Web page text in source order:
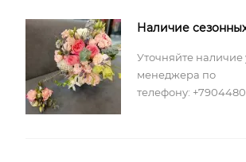
Наличие
Уточняйте наличие
менеджера по
телефону: